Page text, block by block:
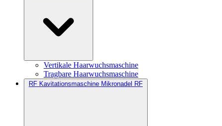
Vertikale Haarwuchsmaschine
Tragbare Haarwuchsmaschine
RF Kavitationsmaschine Mikronadel RF